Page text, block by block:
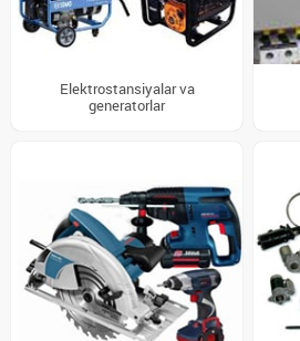
Elektrostansiyalar va
generatorlar